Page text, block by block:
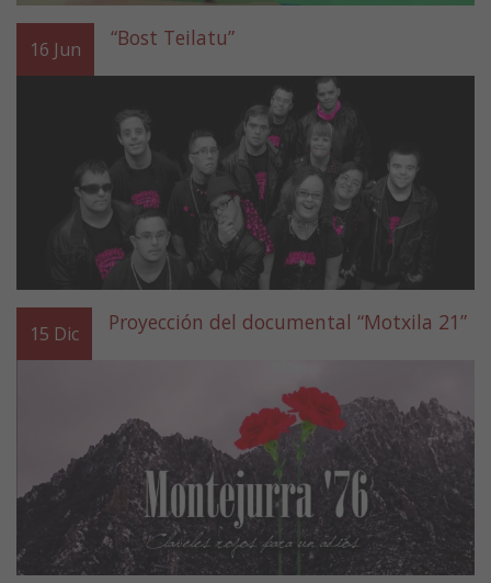
16 Jun “Bost Teilatu”
15 Dic Proyección del documental “Motxila 21”